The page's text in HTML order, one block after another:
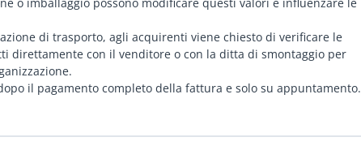
o imballaggio possono modificare questi valori e influenzare le
di trasporto, agli acquirenti viene chiesto di verificare le
direttamente con il venditore o con la ditta di smontaggio per
il pagamento completo della fattura e solo su appuntamento.